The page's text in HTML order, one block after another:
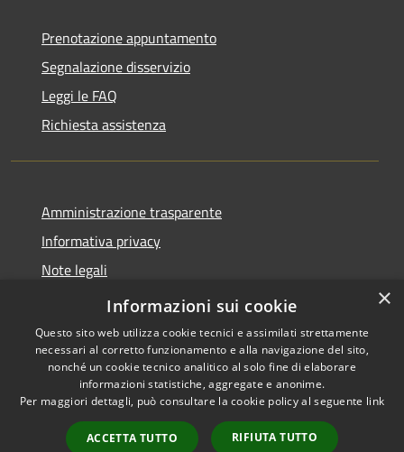
Prenotazione appuntamento
Segnalazione disservizio
Leggi le FAQ
Richiesta assistenza
Amministrazione trasparente
Informativa privacy
Note legali
Dichiarazione di accessibilità
Accessibilità
Copyright © 2026 • Comune di
Monticello Brianza • Powered
byMunicipium
Accesso
×
Informazioni sui cookie
Questo sito web utilizza cookie tecnici e assimilati strettamente
necessari al corretto funzionamento e alla navigazione del sito,
nonché un cookie tecnico analitico al solo fine di elaborare
informazioni statistiche, aggregate e anonime.
Per maggiori dettagli, può consultare la cookie policy al seguente link
ACCETTA TUTTO RIFIUTA TUTTO